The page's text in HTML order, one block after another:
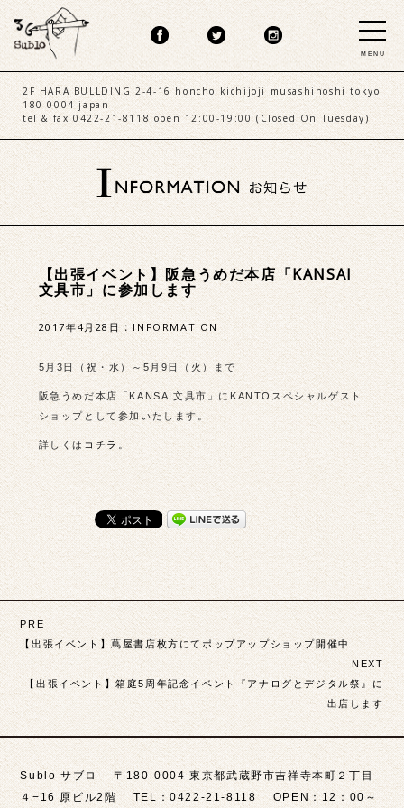
MENU
2F HARA BULLDING 2-4-16 honcho kichijoji musashinoshi tokyo
180-0004 japan
tel & fax 0422-21-8118 open 12:00-19:00 (Closed On Tuesday)
【出張イベント】阪急うめだ本店「KANSAI
文具市」に参加します
2017年4月28日:INFORMATION
5月3日（祝・水）～5月9日（火）まで
阪急うめだ本店「KANSAI文具市」にKANTOスペシャルゲスト
ショップとして参加いたします。
詳しくは コチラ 。
投
稿
ナ
ビ
ゲ
ー
PRE
【出張イベント】蔦屋書店枚方にてポップアップショップ開催中
NEXT
【出張イベント】箱庭5周年記念イベント『アナログとデジタル祭』に
出店します
Sublo サブロ 〒180-0004 東京都武蔵野市吉祥寺本町２丁目
４−16 原ビル2階 TEL：0422-21-8118 OPEN：12：00～